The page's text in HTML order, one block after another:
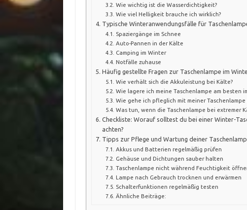
Wie wichtig ist die Wasserdichtigkeit?
Wie viel Helligkeit brauche ich wirklich?
Typische Winteranwendungsfälle für
Spaziergänge im Schnee
Auto-Pannen in der Kälte
Camping im Winter
Notfälle zuhause
Häufig gestellte Fragen zur Taschenlampe im
Wie verhält sich die Akkuleistung bei Kälte?
Wie lagere ich meine Taschenlampe am besten
Wie gehe ich pfleglich mit meiner Taschenlampe
Was tun, wenn die Taschenlampe bei extremer
Checkliste: Worauf solltest du bei einer Winter-
achten?
Tipps zur Pflege und Wartung deiner
Akkus und Batterien regelmäßig prüfen
Gehäuse und Dichtungen sauber halten
Taschenlampe nicht während Feuchtigkeit
Lampe nach Gebrauch trocknen und erwärmen
Schalterfunktionen regelmäßig testen
Ähnliche Beiträge: